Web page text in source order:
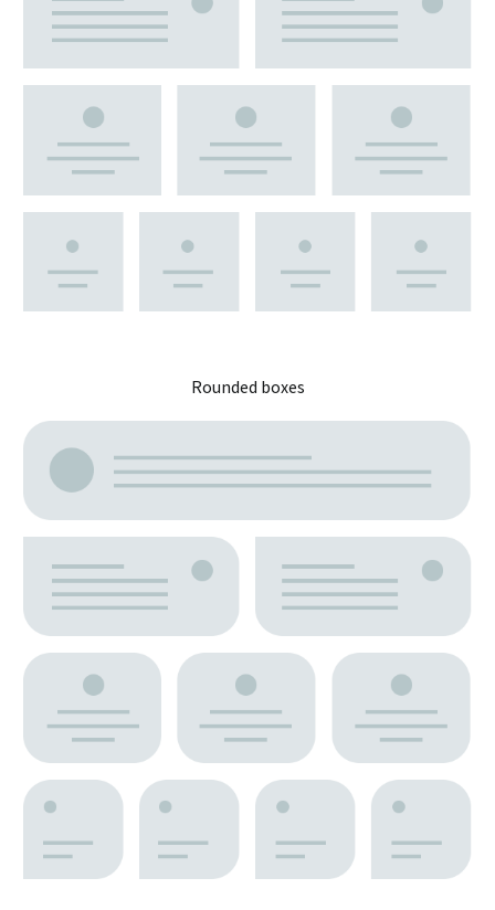
Rounded boxes